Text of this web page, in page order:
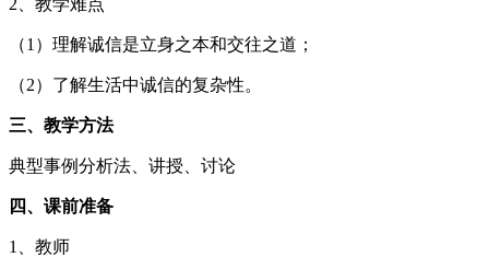
（1）理解诚信是立身之本和交往之道；
（2）了解生活中诚信的复杂性。
三、教学方法
典型事例分析法、讲授、讨论
四、课前准备
1、教师